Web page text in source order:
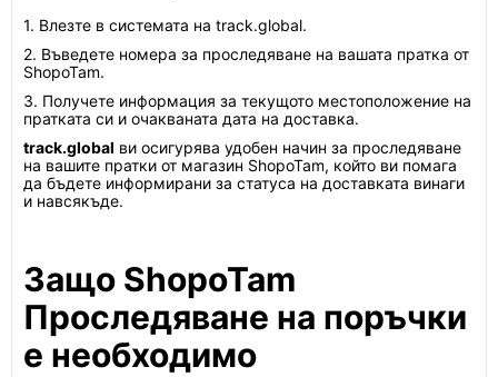
1. Влезте в системата на track.global.
2. Въведете номера за проследяване на вашата пратка от
ShopoTam.
3. Получете информация за текущото местоположение на
пратката си и очакваната дата на доставка.
track.global ви осигурява удобен начин за проследяване
на вашите пратки от магазин ShopoTam, който ви помага
да бъдете информирани за статуса на доставката винаги
и навсякъде.
Защо ShopoTam
Проследяване на поръчки
е необходимо